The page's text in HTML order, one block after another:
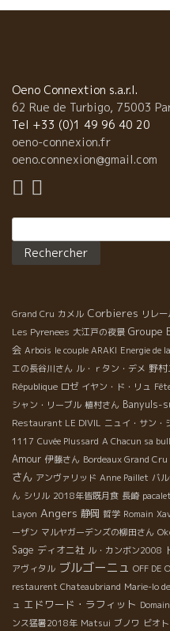
然派の人達が、これだけ多く集
ているカトリーヌの持つ明るさ
えない ブルトンの収穫には多
元パイロット、映画業界人、ア
エ、薬剤師、ブルターニュのワ
かち合いながらひと房ひと房
Oeno Connextion s.a.r.l.
62 Rue de Turbigo, 75003
Tel +33 (0)1 49 96 40 20
oeno-connexion.fr
oeno.connexion@gmail.com
Grand Cru カメル Corbieres リレー
Les Pyrenees 大江戸の夜景 Groupe
会 Arbois le couple ARAKI Energie de
エの長谷川さん ル・ｒタン・デメ 野
République ロゼ イヤン・ド・リュ
シャン・リーブル 植村さん Banyuls-
Restaurant LE DIVIL ニュイ・サン・
1117 Cuvée Plussard A Chacun sa
Amour 伊藤さん Bordeaux Grand Cru
さん アンヴァリッド Anne Paillet バ
ん シリル 2018年皆既月食 長崎
Layon Angers 静岡 哲学 Romain
ーザン マルヤガーデンズの柳田さん
Sage ディオニ社 ル・カンボン2008
アヴィタル ブルゴーニュ OFF DE
restaurent Chateaubriand Marie-lo
ュ エドワード・ラフィット
ンス猛暑2018年 Matsui ブノワ ビオ